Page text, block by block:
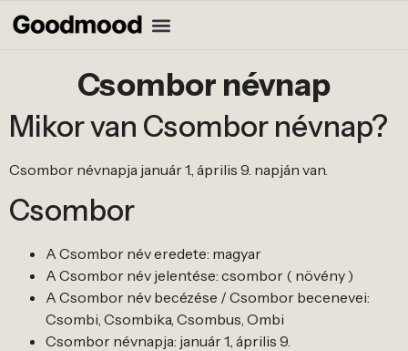
Csombor névnap
Mikor van Csombor névnap?
Csombor névnapja január 1., április 9. napján van.
Csombor
A Csombor név eredete: magyar
A Csombor név jelentése: csombor ( növény )
A Csombor név becézése / Csombor becenevei:
Csombi, Csombika, Csombus, Ombi
Csombor névnapja: január 1., április 9.